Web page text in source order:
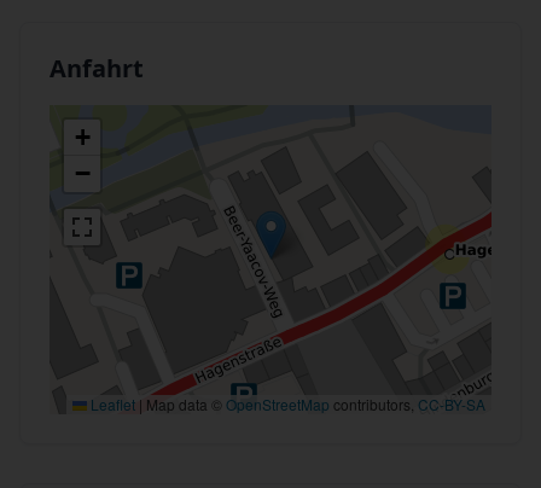
Anfahrt
+
−
Leaflet | Map data © OpenStreetMap contributors, CC-BY-SA